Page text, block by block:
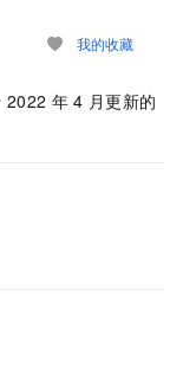
我的收藏
2022 年 4 月更新的